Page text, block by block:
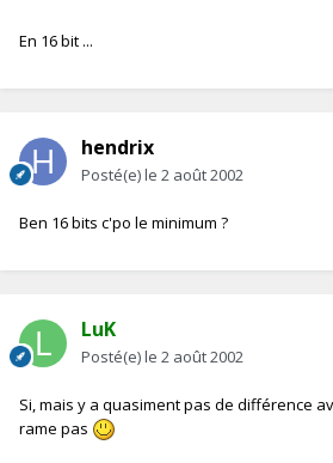
En 16 bit ...
hendrix
Posté(e)le 2 août 2002
Ben 16 bits c'po le minimum ?
LuK
Posté(e)le 2 août 2002
Si, mais y a quasiment pas de différence
rame pas